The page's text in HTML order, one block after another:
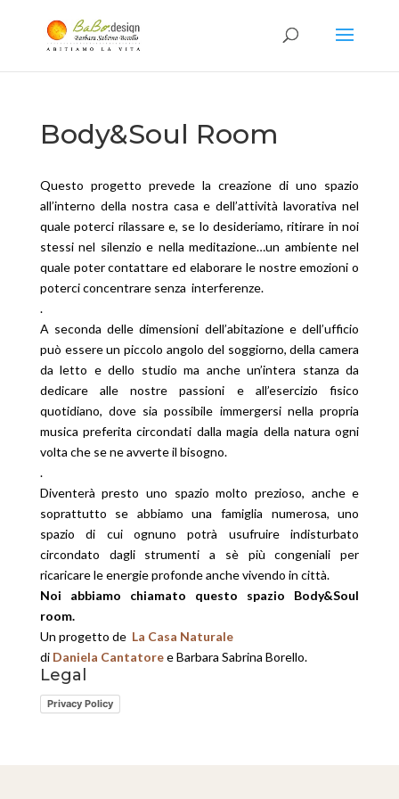
Body&Soul Room
Questo progetto prevede la creazione di uno spazio
all’interno della nostra casa e dell’attività lavorativa nel
quale poterci rilassare e, se lo desideriamo, ritirare in noi
stessi nel silenzio e nella meditazione…un ambiente nel
quale poter contattare ed elaborare le nostre emozioni o
poterci concentrare senza interferenze.
.
A seconda delle dimensioni dell’abitazione e dell’ufficio
può essere un piccolo angolo del soggiorno, della camera
da letto e dello studio ma anche un’intera stanza da
dedicare alle nostre passioni e all’esercizio fisico
quotidiano, dove sia possibile immergersi nella propria
musica preferita circondati dalla magia della natura ogni
volta che se ne avverte il bisogno.
.
Diventerà presto uno spazio molto prezioso, anche e
soprattutto se abbiamo una famiglia numerosa, uno
spazio di cui ognuno potrà usufruire indisturbato
circondato dagli strumenti a sè più congeniali per
ricaricare le energie profonde anche vivendo in città.
Noi abbiamo chiamato questo spazio Body&Soul
room.
Un progetto de La Casa Naturale
di Daniela CantatoreeBarbara Sabrina Borello.
Legal
Privacy Policy